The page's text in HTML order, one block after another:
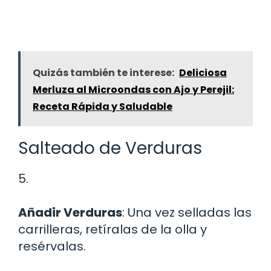
Quizás también te interese: Deliciosa
Merluza al Microondas con Ajo y Perejil:
Receta Rápida y Saludable
Salteado de Verduras
5.
Añadir Verduras: Una vez selladas las
carrilleras, retíralas de la olla y
resérvalas.